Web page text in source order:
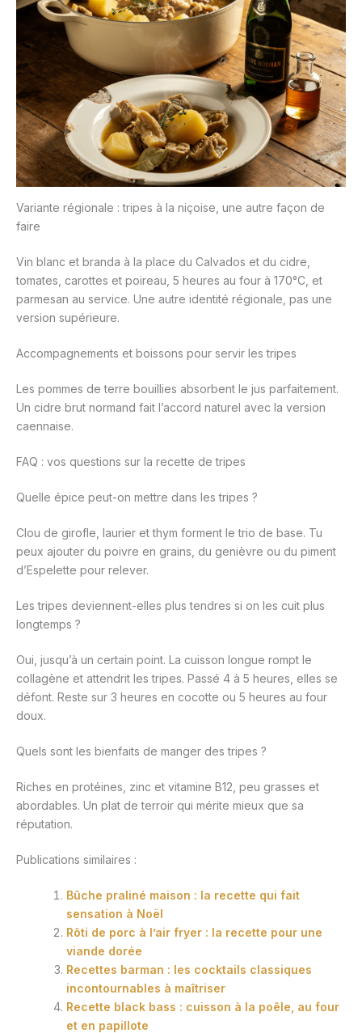
Variante régionale : tripes à la niçoise, une autre façon de
faire
Vin blanc et branda à la place du Calvados et du cidre,
tomates, carottes et poireau, 5 heures au four à 170°C, et
parmesan au service. Une autre identité régionale, pas une
version supérieure.
Accompagnements et boissons pour servir les tripes
Les pommes de terre bouillies absorbent le jus parfaitement.
Un cidre brut normand fait l’accord naturel avec la version
caennaise.
FAQ : vos questions sur la recette de tripes
Quelle épice peut-on mettre dans les tripes ?
Clou de girofle, laurier et thym forment le trio de base. Tu
peux ajouter du poivre en grains, du genièvre ou du piment
d’Espelette pour relever.
Les tripes deviennent-elles plus tendres si on les cuit plus
longtemps ?
Oui, jusqu’à un certain point. La cuisson longue rompt le
collagène et attendrit les tripes. Passé 4 à 5 heures, elles se
défont. Reste sur 3 heures en cocotte ou 5 heures au four
doux.
Quels sont les bienfaits de manger des tripes ?
Riches en protéines, zinc et vitamine B12, peu grasses et
abordables. Un plat de terroir qui mérite mieux que sa
réputation.
Publications similaires :
Bûche praliné maison : la recette qui fait
sensation à Noël
Rôti de porc à l’air fryer : la recette pour une
viande dorée
Recettes barman : les cocktails classiques
incontournables à maîtriser
Recette black bass : cuisson à la poêle, au four
et en papillote